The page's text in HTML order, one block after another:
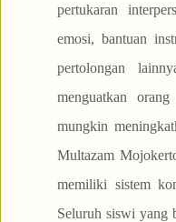
pertukaran
emosi, bantuan
pertolongan
menguatkan
mungkin
Multazam
memiliki sistem
Seluruh siswi yang